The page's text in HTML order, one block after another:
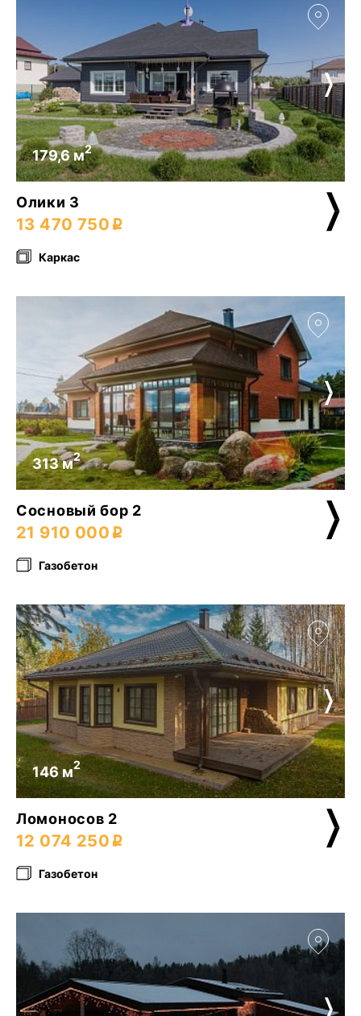
179,6 м2
Олики 3
13 470 750
Каркас
313 м2
Сосновый бор 2
21 910 000
Газобетон
146 м2
Ломоносов 2
12 074 250
Газобетон